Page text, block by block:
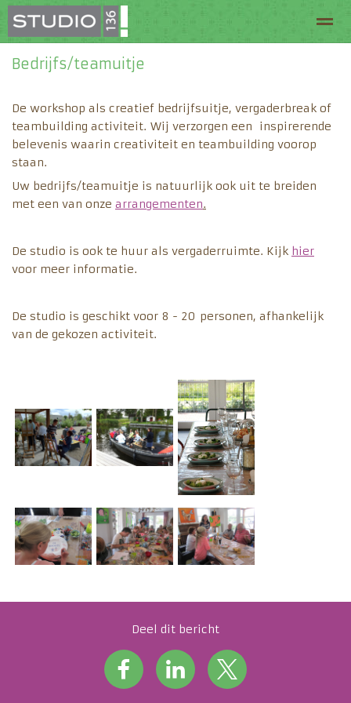
Welkom bij Studio 136
Home Pagina's Zoeken
Bedrijfs/teamuitje
De workshop als creatief bedrijfsuitje, vergaderbreak of
teambuilding activiteit. Wij verzorgen een inspirerende
belevenis waarin creativiteit en teambuilding voorop
staan.
Uw bedrijfs/teamuitje is natuurlijk ook uit te breiden
met een van onze arrangementen.
De studio is ook te huur als vergaderruimte. Kijk hier
voor meer informatie.
De studio is geschikt voor 8 - 20 personen, afhankelijk
van de gekozen activiteit.
Deel dit bericht